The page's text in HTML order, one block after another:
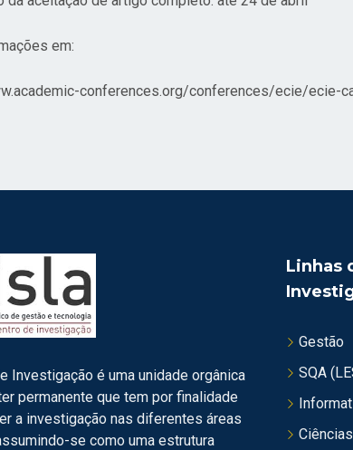
em:
conferences.org/conferences/ecie/ecie-
Investigação é uma unidade orgânica
permanente que tem por finalidade
a investigação nas diferentes áreas
se como uma estrutura
Linhas
Gestão
SQA